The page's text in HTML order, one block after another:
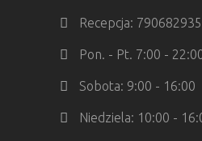
Recepcja: 790682935
Pon. - Pt. 7:00 -
Sobota: 9:00 - 16:00
Niedziela: 10:00 -